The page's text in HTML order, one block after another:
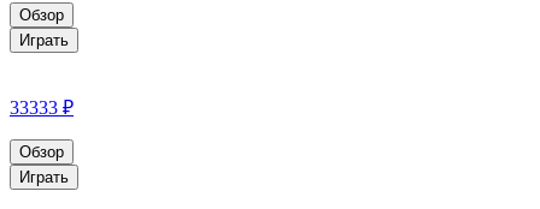
Обзор
Играть
33333 ₽
Обзор
Играть